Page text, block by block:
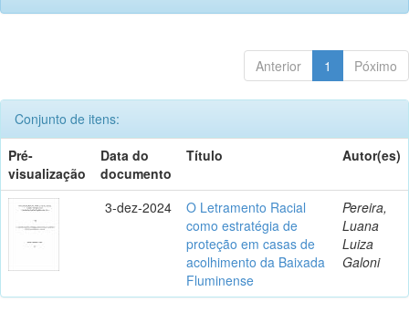
Anterior 1 Póximo
Conjunto de itens:
Pré-
visualização
Data do
documento
Título Autor(es)
3-dez-2024
O Letramento Racial
como estratégia de
proteção em casas de
acolhimento da Baixada
Fluminense
Pereira,
Luana
Luiza
Galoni